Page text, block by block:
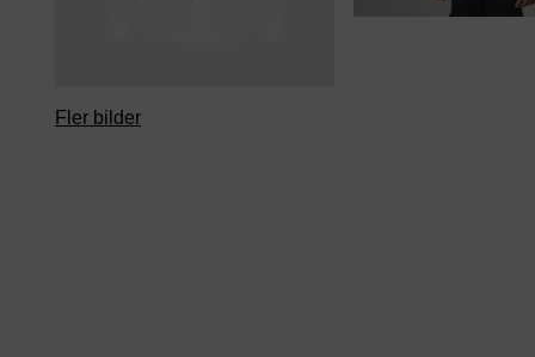
Fler bilder